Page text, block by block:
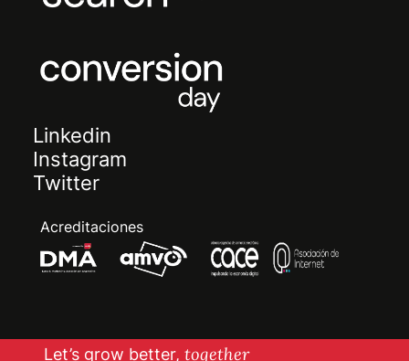
Linkedin
Instagram
Twitter
Acreditaciones
Let’s grow better, together